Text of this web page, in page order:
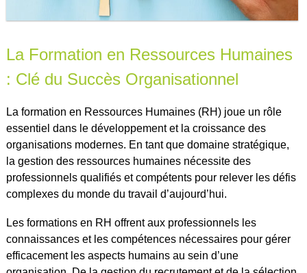
La Formation en Ressources Humaines
: Clé du Succès Organisationnel
La formation en Ressources Humaines (RH) joue un rôle
essentiel dans le développement et la croissance des
organisations modernes. En tant que domaine stratégique,
la gestion des ressources humaines nécessite des
professionnels qualifiés et compétents pour relever les défis
complexes du monde du travail d’aujourd’hui.
Les formations en RH offrent aux professionnels les
connaissances et les compétences nécessaires pour gérer
efficacement les aspects humains au sein d’une